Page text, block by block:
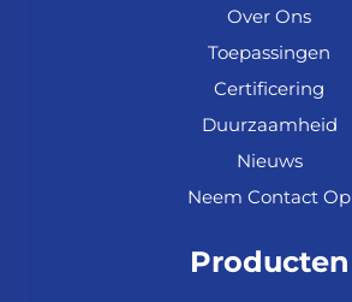
Over Ons
Toepassingen
Certificering
Duurzaamheid
Nieuws
Neem Contact Op
Producten